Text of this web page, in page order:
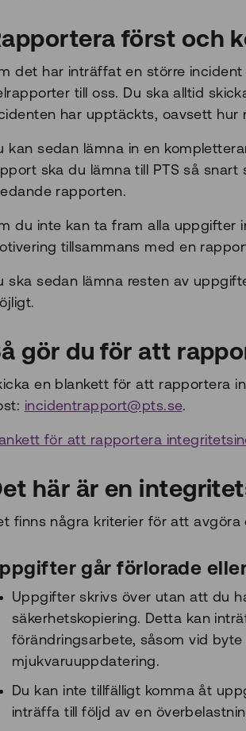
först och
det har inträffat en större
till oss. Du ska alltid
har upptäckts, oavsett hur
kan sedan lämna in en
ska du lämna till PTS så
rapporten.
du inte kan ta fram alla uppgifter
tillsammans med en
ska sedan lämna resten av
gör du för att
en blankett för att rapportera
incidentrapport@pts.se.
för att rapportera
här är en
finns några kriterier för att
går förlorade
Uppgifter skrivs över utan att du
säkerhetskopiering. Detta kan
förändringsarbete, såsom vid
mjukvaruuppdatering.
Du kan inte tillfälligt komma åt
inträffa till följd av en